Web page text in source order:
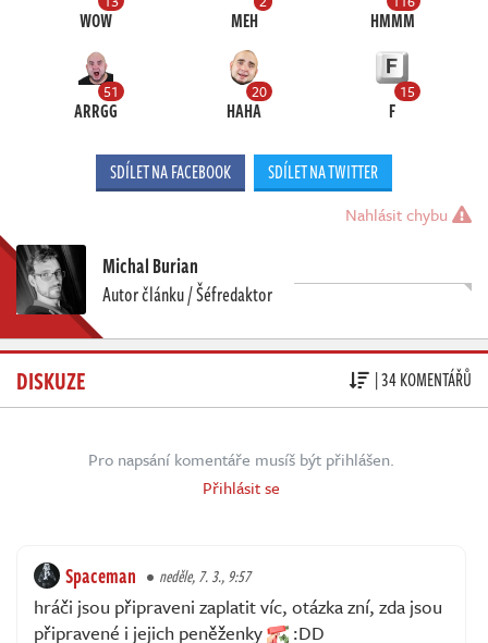
WOW MEH HMMM
51
ARRGG
20
HAHA
15
F
SDÍLET NA FACEBOOK SDÍLET NA TWITTER
Nahlásit chybu
Michal Burian
Autor článku / Šéfredaktor
DISKUZE | 34 KOMENTÁŘŮ
Pro napsání komentáře musíš být přihlášen.
Přihlásit se
Spaceman neděle, 7. 3., 9:57
hráči jsou připraveni zaplatit víc, otázka zní, zda jsou
připravené i jejich peněženky
:DD